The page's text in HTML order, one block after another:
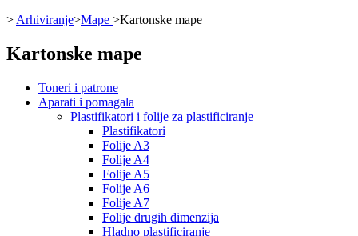
> Arhiviranje>Mape >Kartonske mape
Kartonske mape
Toneri i patrone
Aparati i pomagala
Plastifikatori i folije za plastificiranje
Plastifikatori
Folije A3
Folije A4
Folije A5
Folije A6
Folije A7
Folije drugih dimenzija
Hladno plastificiranje